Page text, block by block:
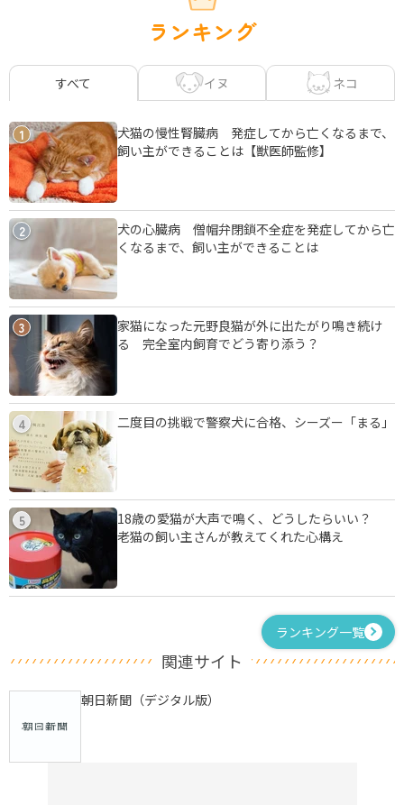
ランキング
すべて イヌ ネコ
1
犬猫の慢性腎臓病 発症してから亡くなるまで、
飼い主ができることは【獣医師監修】
2
犬の心臓病 僧帽弁閉鎖不全症を発症してから亡
くなるまで、飼い主ができることは
3
家猫になった元野良猫が外に出たがり鳴き続け
る 完全室内飼育でどう寄り添う？
4 二度目の挑戦で警察犬に合格、シーズー「まる」
5
18歳の愛猫が大声で鳴く、どうしたらいい？
老猫の飼い主さんが教えてくれた心構え
ランキング一覧
関連サイト
朝日新聞（デジタル版）